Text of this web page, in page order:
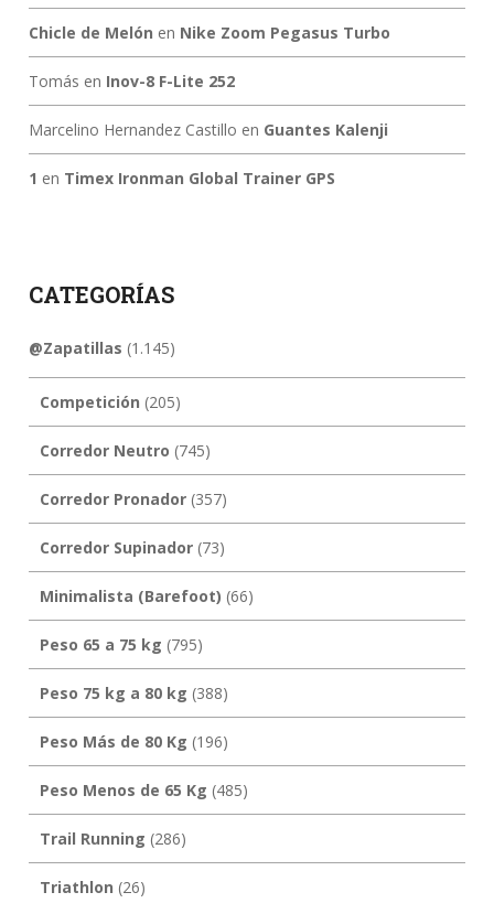
Chicle de Melón en Nike Zoom Pegasus Turbo
Tomás en Inov-8 F-Lite 252
Marcelino Hernandez Castillo en Guantes Kalenji
1 en Timex Ironman Global Trainer GPS
CATEGORÍAS
@Zapatillas (1.145)
Competición (205)
Corredor Neutro (745)
Corredor Pronador(357)
Corredor Supinador(73)
Minimalista (Barefoot) (66)
Peso 65 a 75 kg (795)
Peso 75 kg a 80 kg (388)
Peso Más de 80 Kg (196)
Peso Menos de 65 Kg (485)
Trail Running (286)
Triathlon (26)